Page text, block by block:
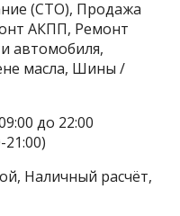
(СТО), Продажа
АКПП, Ремонт
автомобиля,
масла, Шины /
до 22:00
Наличный расчёт,